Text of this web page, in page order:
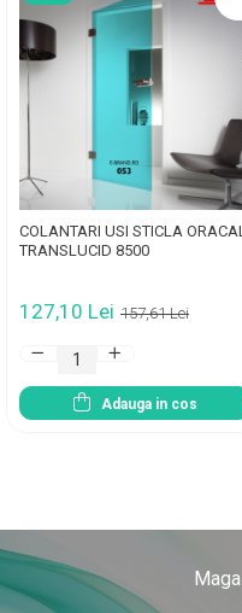
COLANTARI USI STICLA
TRANSLUCID 8500
157,61 Lei
127,10 Lei
Adauga in cos